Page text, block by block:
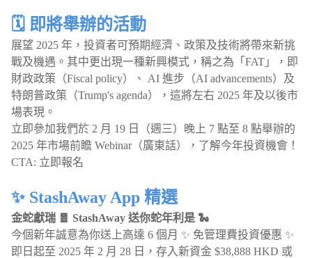
🗓️ 即將舉辦的活動
展望 2025 年，投資者可預期經濟、政策及技術將帶來新挑
戰及機遇。其中更出現一種新興模式，稱之為「FAT」，即
財政政策（Fiscal policy）、 AI 進步（AI advancements）及
特朗普政策（Trump's agenda），這將左右 2025 年及以後市
場表現。
立即參加我們於 2 月 19 日（週三）晚上 7 點至 8 點舉辦的
2025 年市場前瞻 Webinar（廣東話），了解今年投資機會！
CTA: 立即報名
✨ StashAway App 精選
金蛇獻瑞 🧧 StashAway 送你蛇年利是 🐍
今個新年誠意為你送上高達 6 個月 ✨ 免管理費投資優惠 ✨
即‌日‌起‌至‌‌ 2025 年 2 月 28 日，存入新資金 $38,888 HKD 或